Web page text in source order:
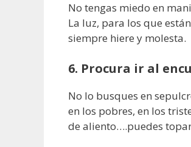
No tengas miedo en
La luz, para los que
siempre hiere y molesta.
6. Procura ir al
No lo busques en
en los pobres, en los
de aliento….puedes